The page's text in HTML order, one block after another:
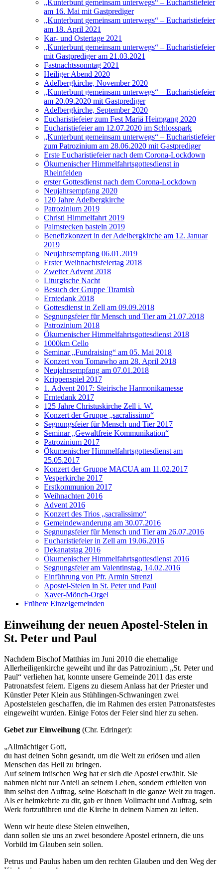
„Kunterbunt gemeinsam unterwegs“ – Eucharistiefeier
am 16. Mai mit Gastprediger
„Kunterbunt gemeinsam unterwegs“ – Eucharistiefeier
am 18. April 2021
Kar- und Ostertage 2021
„Kunterbunt gemeinsam unterwegs“ – Eucharistiefeier
mit Gastprediger am 21.03.2021
Fastnachtssonntag 2021
Heiliger Abend 2020
Adelbergkirche, November 2020
„Kunterbunt gemeinsam unterwegs“ – Eucharistiefeier
am 20.09.2020 mit Gastprediger
Adelbergkirche, September 2020
Eucharistiefeier zum Fest Mariä Heimgang 2020
Eucharistiefeier am 12.07.2020 im Schlosspark
„Kunterbunt gemeinsam unterwegs“ – Eucharistiefeier
zum Patrozinium am 28.06.2020 mit Gastprediger
Erste Eucharistiefeier nach dem Corona-Lockdown
Ökumenischer Himmelfahrtsgottesdienst in
Rheinfelden
erster Gottesdienst nach dem Corona-Lockdown
Neujahrsempfang 2020
120 Jahre Adelbergkirche
Patrozinium 2019
Christi Himmelfahrt 2019
Palmstecken basteln 2019
Benefizkonzert in der Adelbergkirche am 12. Januar
2019
Neujahrsempfang 06.01.2019
Erster Weihnachtsfeiertag 2018
Zweiter Advent 2018
Liturgische Nacht
Besuch der Gruppe Tiramisù
Erntedank 2018
Gottesdienst in Zell am 09.09.2018
Segnungsfeier für Mensch und Tier am 21.07.2018
Patrozinium 2018
Ökumenischer Himmelfahrtsgottesdienst 2018
1000km Cello
Seminar „Fundraising“ am 05. Mai 2018
Konzert von Tomawho am 28. April 2018
Neujahrsempfang am 07.01.2018
Krippenspiel 2017
1. Advent 2017: Steirische Harmonikamesse
Erntedank 2017
125 Jahre Christuskirche Zell i. W.
Konzert der Gruppe „sacralissimo“
Segnungsfeier für Mensch und Tier 2017
Seminar „Gewaltfreie Kommunikation“
Patrozinium 2017
Ökumenischer Himmelfahrtsgottesdienst am
25.05.2017
Konzert der Gruppe MACUA am 11.02.2017
Vesperkirche 2017
Erstkommunion 2017
Weihnachten 2016
Advent 2016
Konzert des Trios „sacralissimo“
Gemeindewanderung am 30.07.2016
Segnungsfeier für Mensch und Tier am 26.07.2016
Eucharistiefeier in Zell am 19.06.2016
Dekanatstag 2016
Ökumenischer Himmelfahrtsgottesdienst 2016
Segnungsfeier am Valentinstag, 14.02.2016
Einführung von Pfr. Armin Strenzl
Apostel-Stelen in St. Peter und Paul
Xaver-Mönch-Orgel
Frühere Einzelgemeinden
Einweihung der neuen Apostel-Stelen in
St. Peter und Paul
Nachdem Bischof Matthias im Juni 2010 die ehemalige
Allerheiligenkirche geweiht und ihr das Patrozinium „St. Peter und
Paul“ verliehen hat, konnte unsere Gemeinde 2011 das erste
Patronatsfest feiern. Eigens zu diesem Anlass hat der Priester und
Künstler Peter Klein aus Stühlingen-Schwaningen zwei
Apostelstelen geschaffen, die im Rahmen des ersten Patronatsfestes
eingeweiht wurden. Einige Fotos der Feier sind hier zu sehen.
Gebet zur Einweihung (Chr. Edringer):
„Allmächtiger Gott,
du hast deinen Sohn gesandt, um die Welt zu erlösen und allen
Menschen das Heil zu bringen.
Auf seinem irdischen Weg hat er sich die Apostel erwählt. Sie
nahmen nicht nur Anteil an seinem Leben, sondern erhielten von
ihm selbst den Auftrag, seine Botschaft in die ganze Welt zu tragen.
Als er heimkehrte zu dir, gab er ihnen Vollmacht und Auftrag, sein
Werk fortzuführen und die Kirche in deinem Namen zu leiten.
Wenn wir heute diese Stelen einweihen,
dann sollen sie uns an zwei besondere Apostel erinnern, die uns
Vorbild im Glauben sein sollen.
Petrus und Paulus haben um den rechten Glauben und den Weg der